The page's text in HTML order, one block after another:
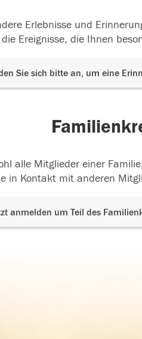
Erlebnisse und
Ereignisse, die Ihnen
Sie sich bitte an, um eine
alle Mitglieder einer
in Kontakt mit anderen
anmelden um Teil des